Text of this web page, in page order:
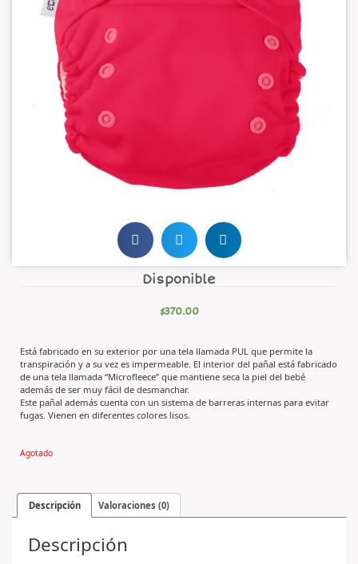
Disponible
$370.00
Está fabricado en su exterior por una tela llamada PUL que permite la
transpiración y a su vez es impermeable. El interior del pañal está fabricado
de una tela llamada “Microfleece” que mantiene seca la piel del bebé
además de ser muy fácil de desmanchar.
Este pañal además cuenta con un sistema de barreras internas para evitar
fugas. Vienen en diferentes colores lisos.
Agotado
Descripción Valoraciones (0)
Descripción